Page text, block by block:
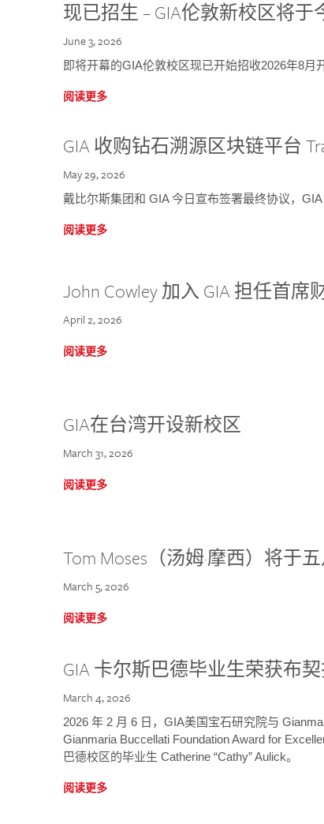
现已招生 – GIA伦敦新校区将于
June 3, 2026
即将开幕的GIA伦敦校区现已开始招收2026年8月
阅读更多
GIA 收购钻石溯源区块链平台
May 29, 2026
戴比尔斯集团和 GIA 今日宣布签署最终协议，GIA
阅读更多
John Cowley 加入 GIA 担任首席
April 2, 2026
阅读更多
GIA在台湾开设新校区
March 31, 2026
阅读更多
Tom Moses（汤姆·摩西）将于
March 5, 2026
阅读更多
GIA 卡尔斯巴德毕业生荣获布
March 4, 2026
2026 年 2 月 6 日，GIA美国宝石研究院与
Gianmaria Buccellati Foundation Award for
巴德校区的毕业生 Catherine “Cathy” Aulick。
阅读更多